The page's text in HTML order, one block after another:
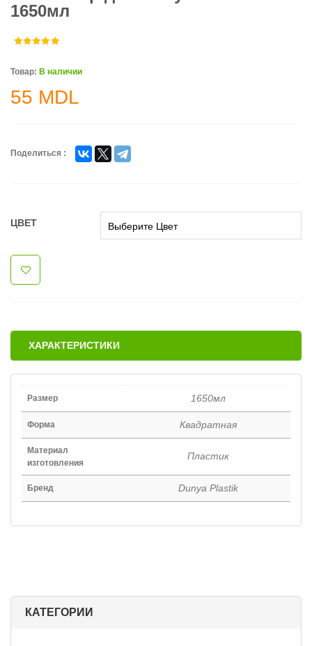
КАТЕГОРИИ
1650мл
Товар: В наличии
55 MDL
Поделиться :
ЦВЕТ
ХАРАКТЕРИСТИКИ
Размер 1650мл
Форма Квадратная
Материал
изготовления
Пластик
Бренд Dunya Plastik